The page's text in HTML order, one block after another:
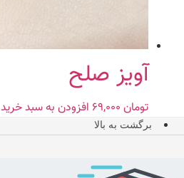
آویز صلح
تومان افزودن به سبد خرید
برگشت به بالا